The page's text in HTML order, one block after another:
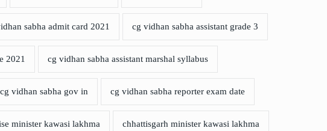
sabha admit card 2021 cg vidhan sabha assistant grade 3
2021 cg vidhan sabha assistant marshal syllabus
cg vidhan sabha gov in cg vidhan sabha reporter exam date
minister kawasi lakhma chhattisgarh minister kawasi lakhma